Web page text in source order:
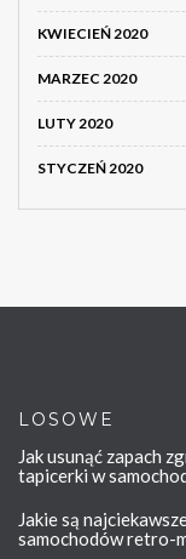
KWIECIEŃ 2020
MARZEC 2020
LUTY 2020
STYCZEŃ 2020
LOSOWE
Jak usunąć zapach
tapicerki w
Jakie są
samochodów retro-